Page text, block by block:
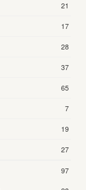
21
17
28
37
65
7
19
27
97